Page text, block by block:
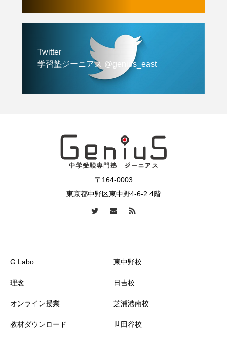
Twitter
学習塾ジーニアス @genius_east
〒164-0003
東京都中野区東中野4-6-2 4階
G Labo
理念
オンライン授業
教材ダウンロード
東中野校
日吉校
芝浦港南校
世田谷校